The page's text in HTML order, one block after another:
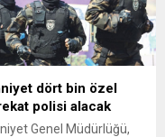
dört bin özel
polisi alacak
Genel Müdürlüğü,